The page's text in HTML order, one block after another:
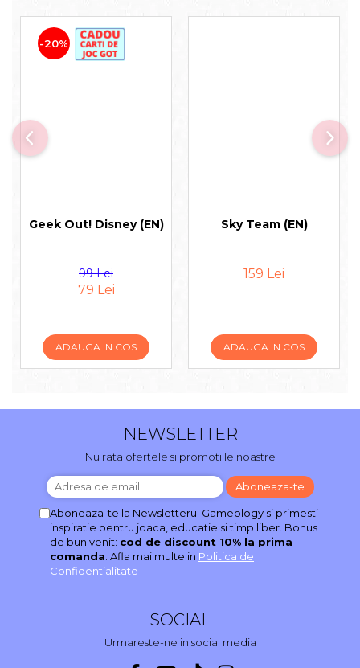
-20%
Geek Out! Disney (EN)
99 Lei
79 Lei
ADAUGA IN COS
Sky Team (EN)
159 Lei
ADAUGA IN COS
NEWSLETTER
Nu rata ofertele si promotiile noastre
Aboneaza-te la Newsletterul Gameology si primesti
inspiratie pentru joaca, educatie si timp liber. Bonus
de bun venit: cod de discount 10% la prima
comanda. Afla mai multe in Politica de
Confidentialitate
SOCIAL
Urmareste-ne in social media